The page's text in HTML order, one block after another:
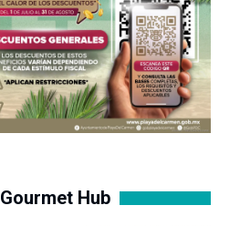
Gourmet Hub